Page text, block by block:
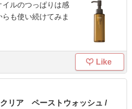
ルのつっぱりは感
も使い続けてみま
Like
リア ペーストウォッシュ /